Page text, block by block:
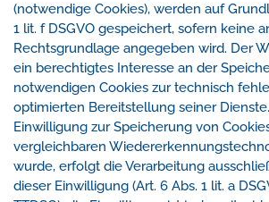
(notwendige Cookies), werden auf
1 lit. f DSGVO gespeichert, sofern keine
Rechtsgrundlage angegeben wird. Der
ein berechtigtes Interesse an der
notwendigen Cookies zur technisch
optimierten Bereitstellung seiner
Einwilligung zur Speicherung von
vergleichbaren
wurde, erfolgt die Verarbeitung
dieser Einwilligung (Art. 6 Abs. 1 lit. a